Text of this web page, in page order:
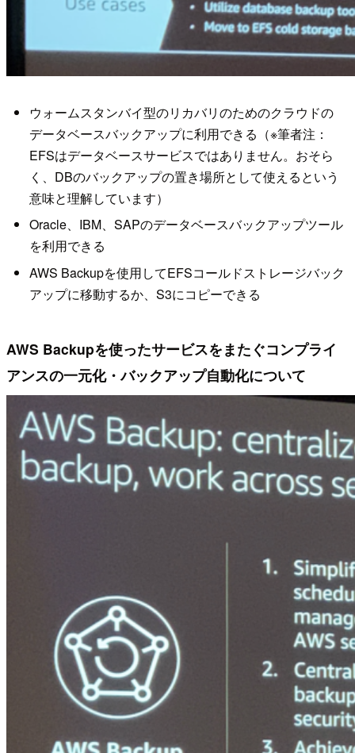
ウォームスタンバイ型のリカバリのためのクラウドの
データベースバックアップに利用できる（※筆者注：
EFSはデータベースサービスではありません。おそら
く、DBのバックアップの置き場所として使えるという
意味と理解しています）
Oracle、IBM、SAPのデータベースバックアップツール
を利用できる
AWS Backupを使用してEFSコールドストレージバック
アップに移動するか、S3にコピーできる
AWS Backupを使ったサービスをまたぐコンプライ
アンスの一元化・バックアップ自動化について